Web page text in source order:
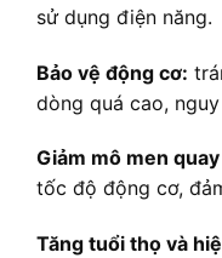
sử dụng điện năng.
Bảo vệ động cơ:
dòng quá cao,
Giảm mô men
tốc độ động cơ,
Tăng tuổi thọ và